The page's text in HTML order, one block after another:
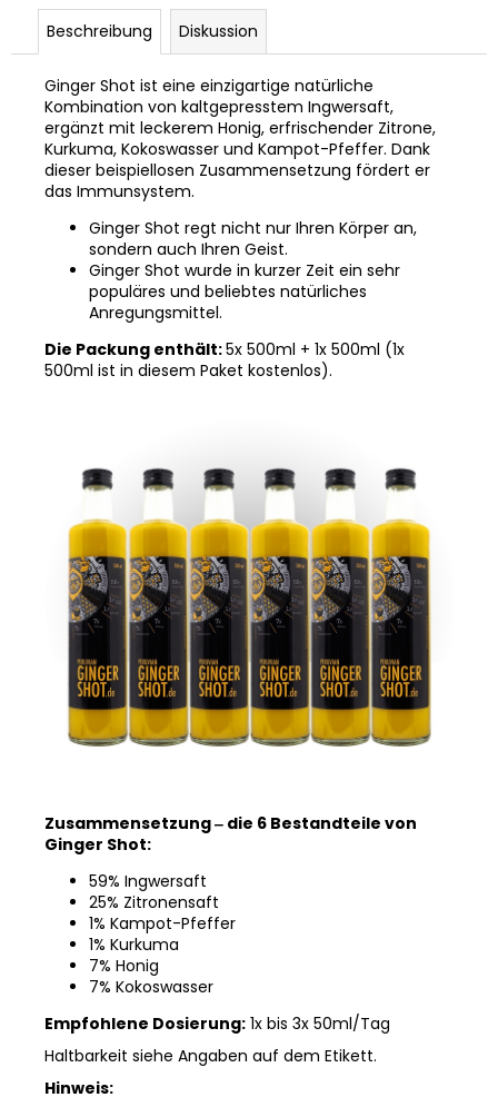
Beschreibung Diskussion
Ginger Shot ist eine einzigartige natürliche
Kombination von kaltgepresstem Ingwersaft,
ergänzt mit leckerem Honig, erfrischender Zitrone,
Kurkuma, Kokoswasser und Kampot-Pfeffer. Dank
dieser beispiellosen Zusammensetzung fördert er
das Immunsystem.
Ginger Shot regt nicht nur Ihren Körper an,
sondern auch Ihren Geist.
Ginger Shot wurde in kurzer Zeit ein sehr
populäres und beliebtes natürliches
Anregungsmittel.
Die Packung enthält:5x 500ml + 1x 500ml (1x
500ml ist in diesem Paket kostenlos).
Zusammensetzung ‒ die 6 Bestandteile von
Ginger Shot:
59% Ingwersaft
25% Zitronensaft
1% Kampot-Pfeffer
1% Kurkuma
7% Honig
7% Kokoswasser
Empfohlene Dosierung: 1x bis 3x 50ml/Tag
Haltbarkeit siehe Angaben auf dem Etikett.
Hinweis: